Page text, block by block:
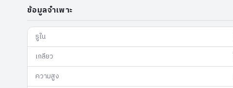
ข้อมูลจำเพาะ
รูใน
เกลียว
ความสูง